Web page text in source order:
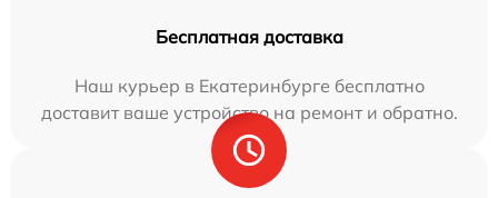
Бесплатная доставка
Наш курьер в Екатеринбурге бесплатно
доставит ваше устройство на ремонт и обратно.